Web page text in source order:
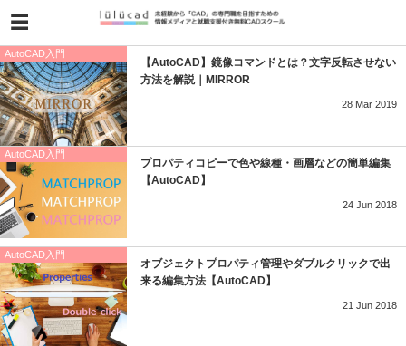
AutoCAD入門
【AutoCAD】鏡像コマンドとは？文字反転させない
方法を解説｜MIRROR
28 Mar 2019
AutoCAD入門
プロパティコピーで色や線種・画層などの簡単編集
【AutoCAD】
24 Jun 2018
AutoCAD入門
オブジェクトプロパティ管理やダブルクリックで出
来る編集方法【AutoCAD】
21 Jun 2018